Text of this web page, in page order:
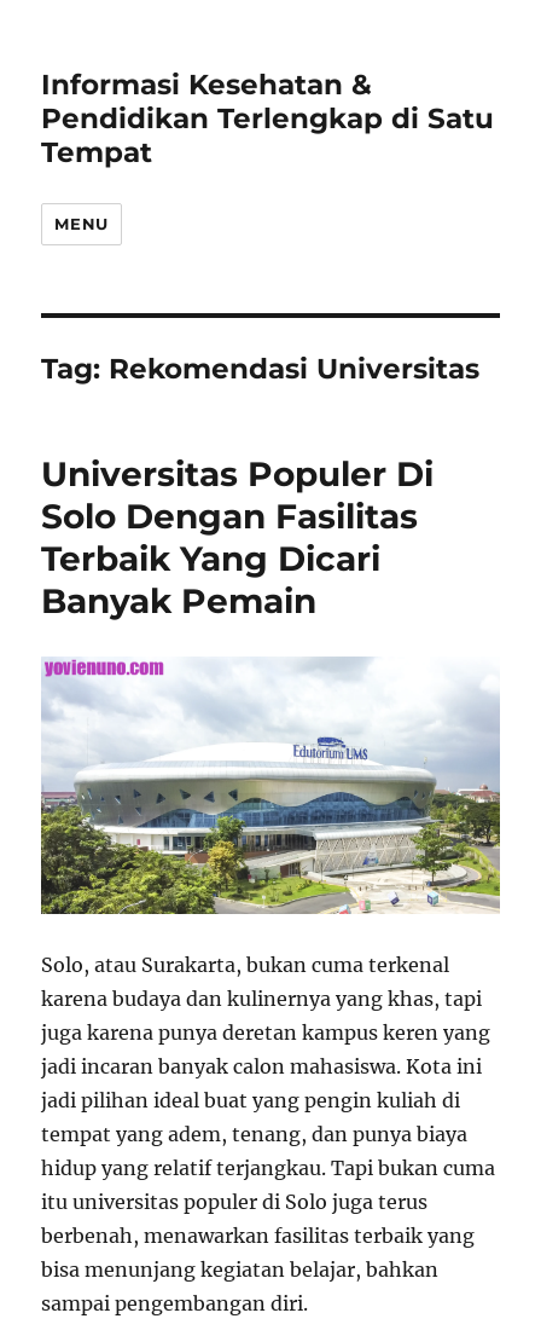
Informasi Kesehatan &
Pendidikan Terlengkap di Satu
Tempat
MENU
Tag: Rekomendasi Universitas
Universitas Populer Di
Solo Dengan Fasilitas
Terbaik Yang Dicari
Banyak Pemain
Solo, atau Surakarta, bukan cuma terkenal
karena budaya dan kulinernya yang khas, tapi
juga karena punya deretan kampus keren yang
jadi incaran banyak calon mahasiswa. Kota ini
jadi pilihan ideal buat yang pengin kuliah di
tempat yang adem, tenang, dan punya biaya
hidup yang relatif terjangkau. Tapi bukan cuma
itu universitas populer di Solo juga terus
berbenah, menawarkan fasilitas terbaik yang
bisa menunjang kegiatan belajar, bahkan
sampai pengembangan diri.